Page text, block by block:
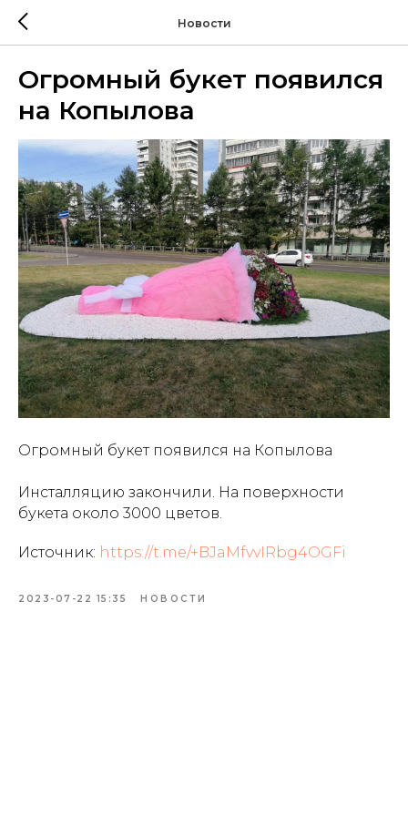
Новости
Огромный букет появился
на Копылова
Огромный букет появился на Копылова
Инсталляцию закончили. На поверхности
букета около 3000 цветов.
Источник: https://t.me/+BJaMfvvIRbg4OGFi
2023-07-22 15:35 НОВОСТИ